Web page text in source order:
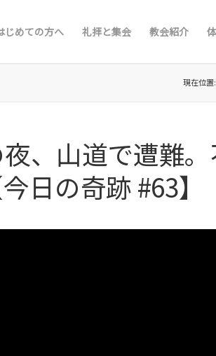
じめての方へ 礼拝と集会 教会紹介
現在位置:
、山道で遭難
日の奇跡 #63】